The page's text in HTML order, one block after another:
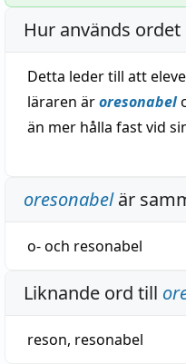
Hur används ordet
Detta leder till att
läraren äroresonabel
än mer hålla fast vid
oresonabelär
o-och resonabel
Liknande ord till
reson, resonabel